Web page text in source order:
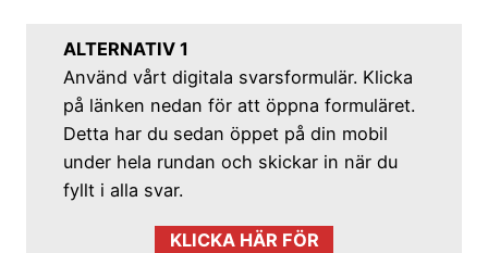
ALTERNATIV 1
Använd vårt digitala svarsformulär. Klicka
på länken nedan för att öppna formuläret.
Detta har du sedan öppet på din mobil
under hela rundan och skickar in när du
fyllt i alla svar.
KLICKA HÄR FÖR